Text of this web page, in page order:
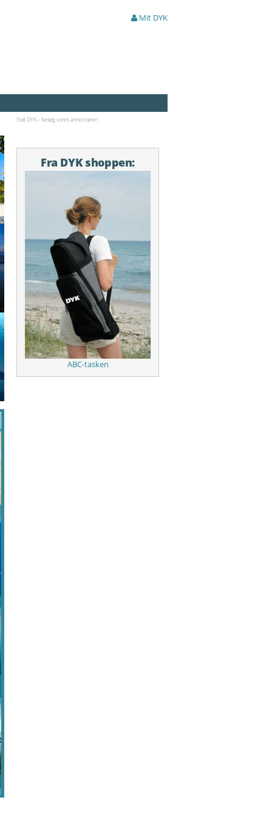
Mit DYK
Støt DYK – besøg vores annoncører:
Fra DYK shoppen:
ABC-tasken